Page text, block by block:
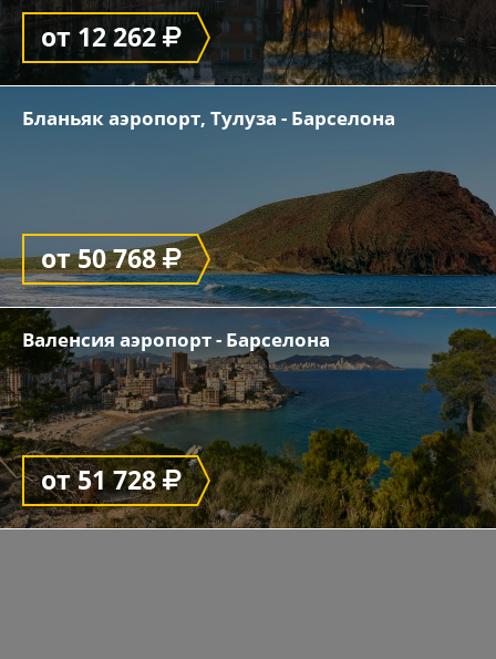
от 12 262
Бланьяк аэропорт, Тулуза - Барселона
от 50 768
Валенсия аэропорт - Барселона
от 51 728